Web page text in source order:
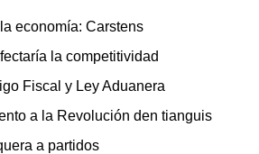
economía: Carstens
la competitividad
Fiscal y Ley Aduanera
a la Revolución den tianguis
a partidos